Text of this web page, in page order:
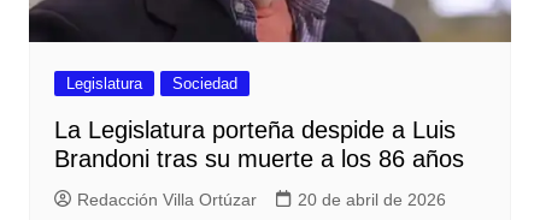
Legislatura Sociedad
La Legislatura porteña despide a Luis
Brandoni tras su muerte a los 86 años
Redacción Villa Ortúzar 20 de abril de 2026